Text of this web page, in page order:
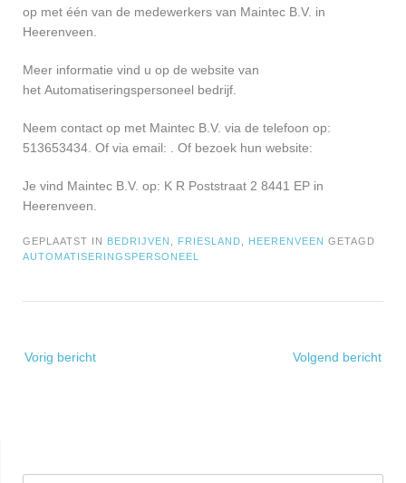
op met één van de medewerkers van Maintec B.V. in
Heerenveen.
Meer informatie vind u op de website van
het Automatiseringspersoneel bedrijf.
Neem contact op met Maintec B.V. via de telefoon op:
513653434. Of via email:
. Of bezoek hun website:
Je vind Maintec B.V. op: K R Poststraat 2 8441 EP in
Heerenveen.
GEPLAATST IN BEDRIJVEN FRIESLAND HEERENVEEN GETAGD
AUTOMATISERINGSPERSONEEL
navigatie
Vorig bericht Volgend bericht